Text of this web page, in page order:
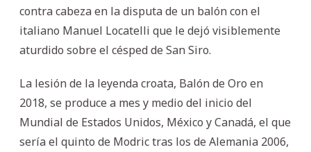
contra cabeza en la disputa de un balón con el
italiano Manuel Locatelli que le dejó visiblemente
aturdido sobre el césped de San Siro.
La lesión de la leyenda croata, Balón de Oro en
2018, se produce a mes y medio del inicio del
Mundial de Estados Unidos, México y Canadá, el que
sería el quinto de Modric tras los de Alemania 2006,